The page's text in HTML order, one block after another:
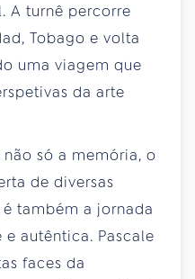
A turnê percorre
Tobago e volta
uma viagem que
da arte
só a memória, o
de diversas
também a jornada
autêntica. Pascale
faces da